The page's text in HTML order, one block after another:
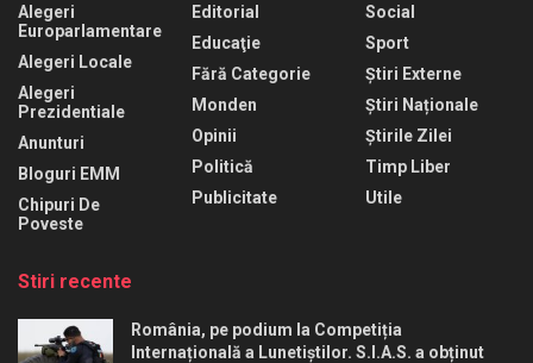
Alegeri
Europarlamentare
Alegeri Locale
Alegeri
Prezidentiale
Anunturi
Bloguri EMM
Chipuri De
Poveste
Editorial
Educaţie
Fără Categorie
Monden
Opinii
Politică
Publicitate
Social
Sport
Știri Externe
Știri Naționale
Știrile Zilei
Timp Liber
Utile
Stiri recente
România, pe podium la Competiția
Internațională a Lunetiștilor. S.I.A.S. a obținut